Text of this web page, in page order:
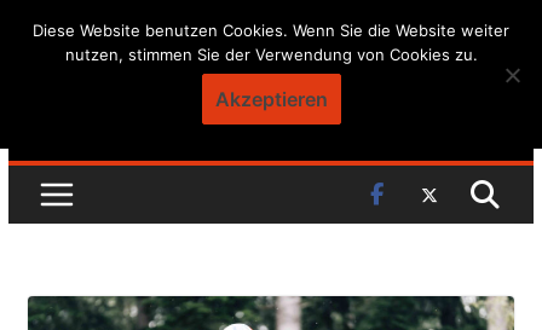
SkipDiese Website benutzen Cookies. Wenn Sie die Website weiter
nutzen, stimmen Sie der Verwendung von Cookies zu.
Akzeptieren